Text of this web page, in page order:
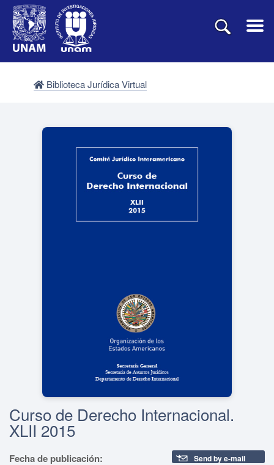
Biblioteca Jurídica Virtual
Curso de Derecho Internacional.
XLII 2015
Fecha de publicación: Send by e-mail